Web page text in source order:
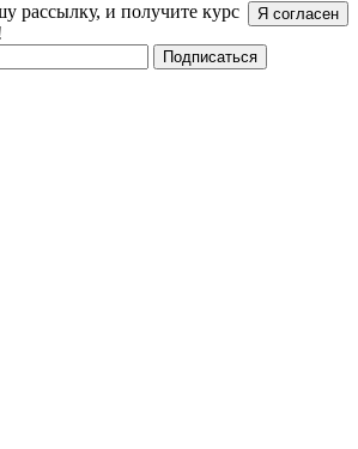
Я согласен
рассылку, и получите курс